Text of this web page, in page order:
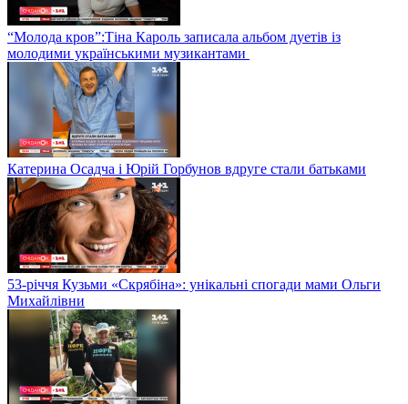
“Молода кров”:Тіна Кароль записала альбом дуетів із
молодими українськими музикантами
Катерина Осадча і Юрій Горбунов вдруге стали батьками
53-річчя Кузьми «Скрябіна»: унікальні спогади мами Ольги
Михайлівни